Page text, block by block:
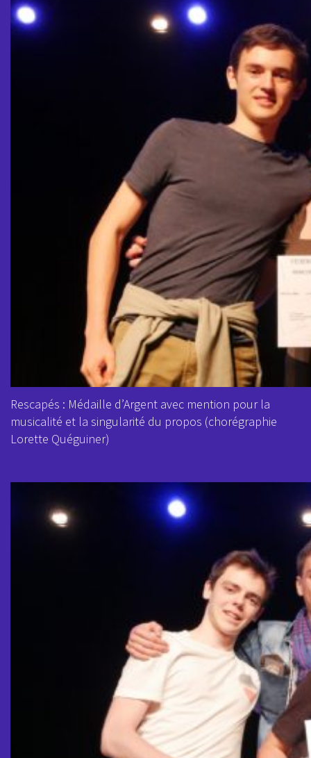
Rescapés : Médaille d’Argent avec mention pour la
musicalité et la singularité du propos (chorégraphie
Lorette Quéguiner)